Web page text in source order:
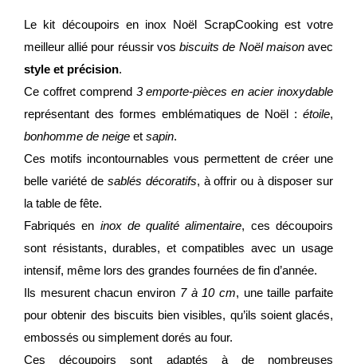
Le kit découpoirs en inox Noël ScrapCooking est votre
meilleur allié pour réussir vosbiscuits de Noël maisonavec
style et précision.
Ce coffret comprend 3 emporte-pièces en acier inoxydable
représentant des formes emblématiques de Noël : étoile,
bonhomme de neige et sapin.
Ces motifs incontournables vous permettent de créer une
belle variété de sablés décoratifs, à offrir ou à disposer sur
la table de fête.
Fabriqués en inox de qualité alimentaire, ces découpoirs
sont résistants, durables, et compatibles avec un usage
intensif, même lors des grandes fournées de fin d’année.
Ils mesurent chacun environ 7 à 10 cm, une taille parfaite
pour obtenir des biscuits bien visibles, qu’ils soient glacés,
embossés ou simplement dorés au four.
Ces découpoirs sont adaptés à de nombreuses